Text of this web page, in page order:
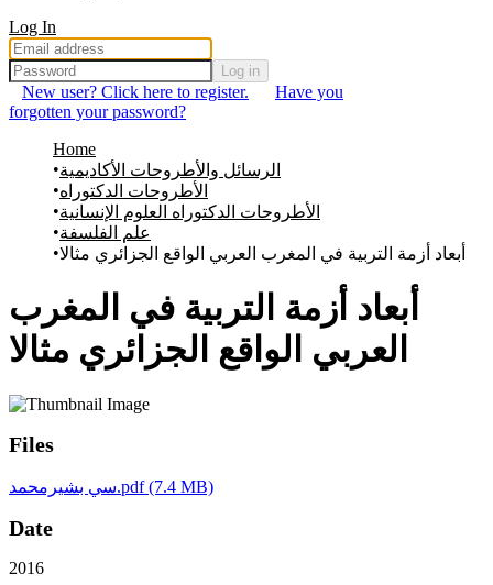
Log In
Log in
New user? Click here to register.
Have you
forgotten your password?
Home
الرسائل والأطروحات الأكاديمية
الأطروحات الدكتوراه
الأطروحات الدكتوراه العلوم الإنسانية
علم الفلسفة
أبعاد أزمة التربية في المغرب العربي الواقع الجزائري مثالا
أبعاد أزمة التربية في المغرب
العربي الواقع الجزائري مثالا
Files
سي بشيرمحمد.pdf(7.4 MB)
Date
2016